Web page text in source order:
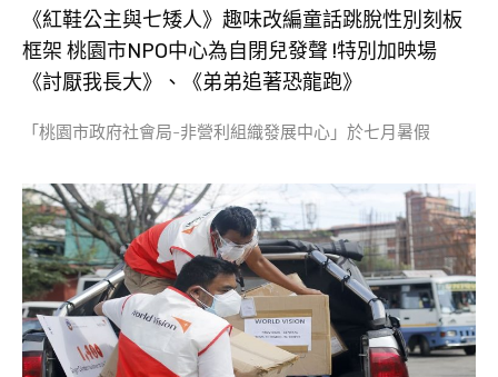
《紅鞋公主與七矮人》趣味改編童話跳脫性別刻板
框架 桃園市NPO中心為自閉兒發聲 !特別加映場
《討厭我長大》、《弟弟追著恐龍跑》
「桃園市政府社會局-非營利組織發展中心」於七月暑假